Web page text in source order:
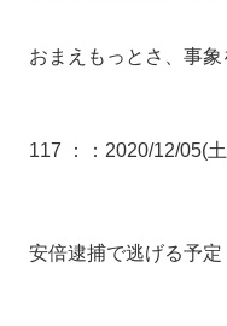
おまえもっとさ、事
117 ： ：2020/12/05(
安倍逮捕で逃げる予定